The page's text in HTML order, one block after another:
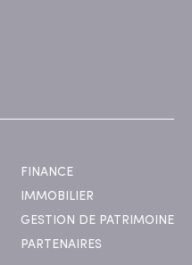
FINANCE
IMMOBILIER
GESTION DE PATRIMOINE
PARTENAIRES